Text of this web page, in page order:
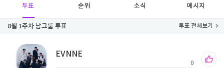
투표 순위 소식 메시지
8월 1주차 남그룹 투표 투표 전체보기
EVNNE
0